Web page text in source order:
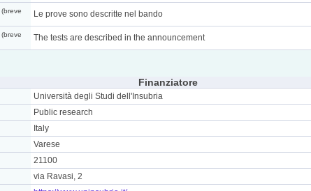
(breve
Le prove sono descritte nel bando
(breve
The tests are described in the announcement
Finanziatore
Università degli Studi dell'Insubria
Public research
Italy
Varese
21100
via Ravasi, 2